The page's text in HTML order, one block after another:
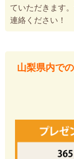
ていただきます
連絡ください！
山梨県内で